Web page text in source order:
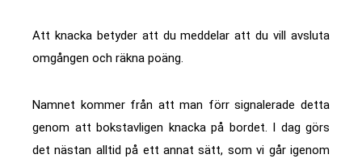
Att knacka betyder att du meddelar att du vill avsluta
omgången och räkna poäng.
Namnet kommer från att man förr signalerade detta
genom att bokstavligen knacka på bordet. I dag görs
det nästan alltid på ett annat sätt, som vi går igenom